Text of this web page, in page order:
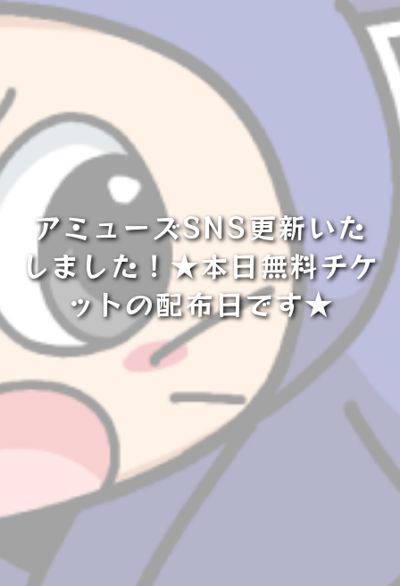
アミューズSNS更新いた
しました！★本日無料チケ
ットの配布日です★